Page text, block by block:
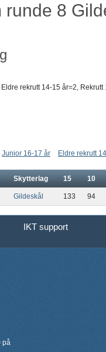
8
rekrutt 14-15 år=2,
Junior 16-17 år Eldre rekrutt
Skytterlag 15 10
Gildeskål 133 94
IKT support
på